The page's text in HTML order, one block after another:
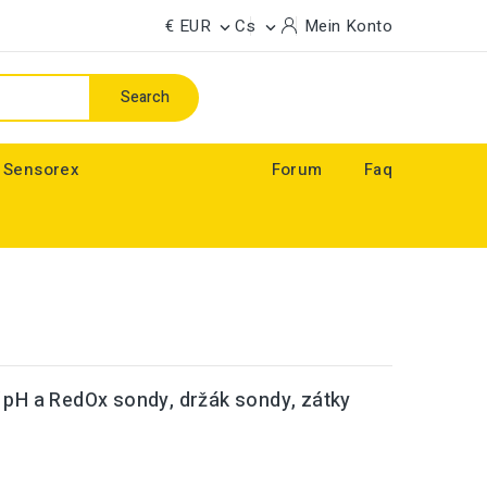
€ EUR Cs  Mein Konto
Search
Forum Faq
a RedOx sondy, držák sondy, zátky